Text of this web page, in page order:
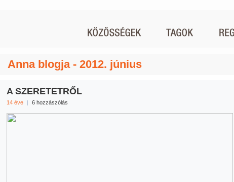
Anna blogja - 2012. június
A SZERETETRŐL
14 éve | 6 hozzászólás